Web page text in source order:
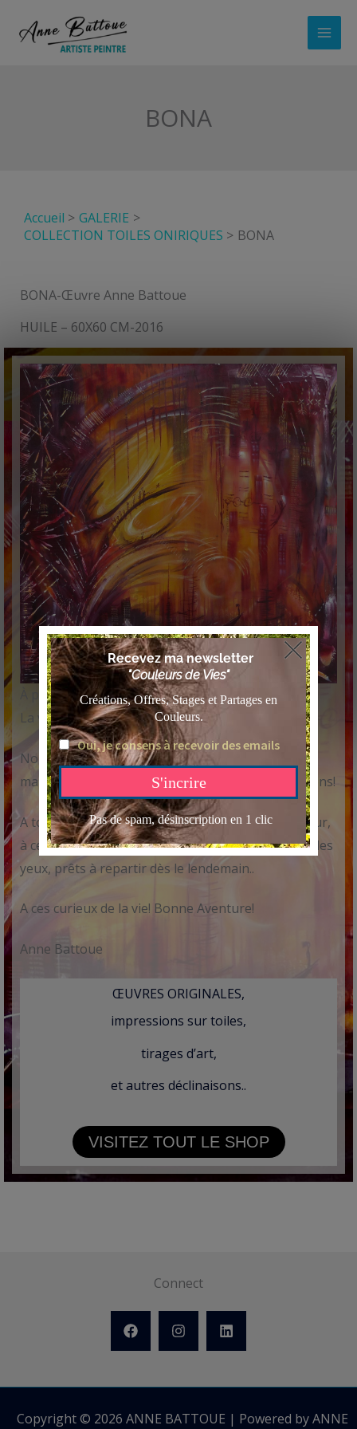
BONA
Accueil
GALERIE
COLLECTION TOILES ONIRIQUES
BONA
BONA-Œuvre Anne Battoue
HUILE – 60X60 CM-2016
À propos de l’œuvre
La vie est une aventure!
Nous naviguons dans des océans d’incertitudes,
mais de découvertes en découvertes, nous avançons!
A tous ces aventuriers à qui l’océan ne fait pas peur,
à ceux qui nous reviennent remplis d’étoiles dans les
yeux, prêts à repartir dès le lendemain..
A ces curieux de la vie! Bonne Aventure!
Anne Battoue
ŒUVRES ORIGINALES,
impressions sur toiles,
tirages d’art,
et autres déclinaisons..
VISITEZ TOUT LE SHOP
Connect
Copyright © 2026 ANNE BATTOUE | Powered by ANNE